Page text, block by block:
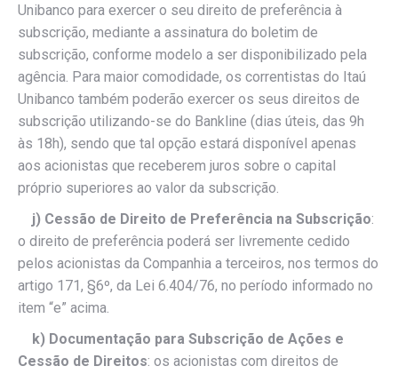
Unibanco para exercer o seu direito de preferência à
subscrição, mediante a assinatura do boletim de
subscrição, conforme modelo a ser disponibilizado pela
agência. Para maior comodidade, os correntistas do Itaú
Unibanco também poderão exercer os seus direitos de
subscrição utilizando-se do Bankline (dias úteis, das 9h
às 18h), sendo que tal opção estará disponível apenas
aos acionistas que receberem juros sobre o capital
próprio superiores ao valor da subscrição.
j) Cessão de Direito de Preferência na Subscrição:
o direito de preferência poderá ser livremente cedido
pelos acionistas da Companhia a terceiros, nos termos do
artigo 171, §6º, da Lei 6.404/76, no período informado no
item “e” acima.
k) Documentação para Subscrição de Ações e
Cessão de Direitos: os acionistas com direitos de